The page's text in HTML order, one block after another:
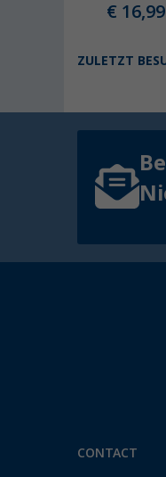
€ 16,99
ZULETZT
CONTACT